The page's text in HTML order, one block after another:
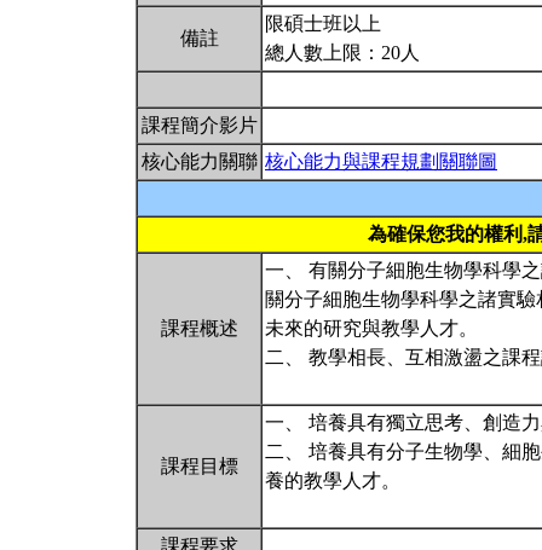
備註
限碩士班以上
總人數上限：20人
課程簡介影片
核心能力關聯 核心能力與課程規劃關聯圖
為確保您我的權利,
課程概述
一、 有關分子細胞生物學科學
關分子細胞生物學科學之諸實
未來的研究與教學人才。
二、 教學相長、互相激盪之課
課程目標
一、 培養具有獨立思考、創造
二、 培養具有分子生物學、細
養的教學人才。
課程要求